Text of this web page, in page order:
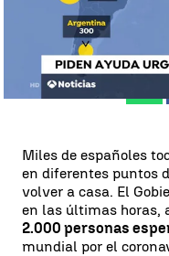
Antena 3 Noticias
Publicado:21 de marzo
Miles de españoles
en diferentes puntos
volver a casa. El
en las últimas horas,
2.000 personas
mundial por el